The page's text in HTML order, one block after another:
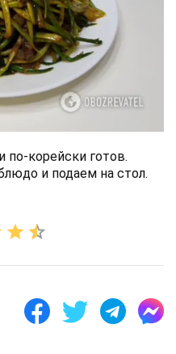
корейски готов.
и подаем на стол.